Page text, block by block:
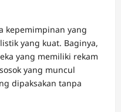
kepemimpinan yang
yang kuat. Baginya,
yang memiliki rekam
yang muncul
dipaksakan tanpa